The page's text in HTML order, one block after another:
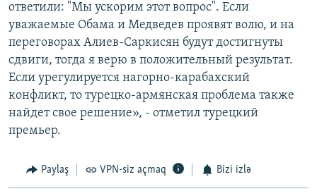
ответили: "Мы ускорим этот вопрос". Если
уважаемые Обама и Медведев проявят волю, и на
переговорах Алиев-Саркисян будут достигнуты
сдвиги, тогда я верю в положительный результат.
Если урегулируется нагорно-карабахский
конфликт, то турецко-армянская проблема также
найдет свое решение», - отметил турецкий
премьер.
Paylaş VPN-siz açmaq Bizi izlə